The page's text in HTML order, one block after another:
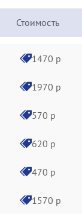
Стоимость
1470 р
1970 р
570 р
620 р
470 р
1570 р